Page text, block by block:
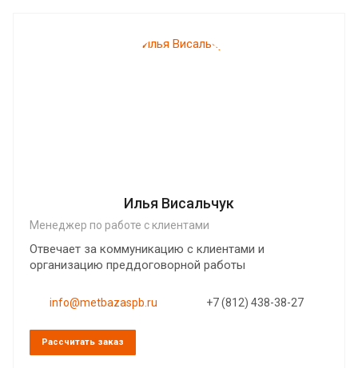
Илья Висальчук
Менеджер по работе с клиентами
Отвечает за коммуникацию с клиентами и
организацию преддоговорной работы
info@metbazaspb.ru +7 (812) 438-38-27
Рассчитать заказ